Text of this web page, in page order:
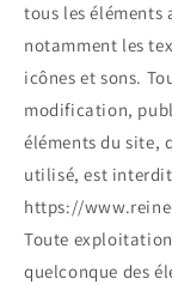
tous les éléments
notamment les
icônes et sons.
modification,
éléments du site,
utilisé, est
https://
Toute
quelconque des